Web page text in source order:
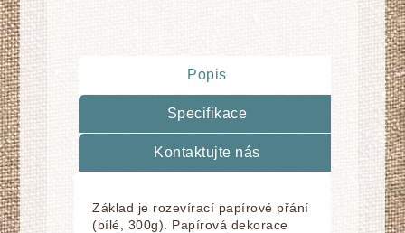
Popis
Specifikace
Kontaktujte nás
Základ je rozevírací papírové přání
(bílé, 300g). Papírová dekorace